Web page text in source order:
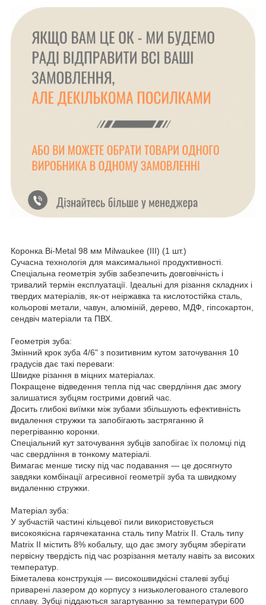
Коронка Bi-Metal 98 мм Milwaukee (III) (1 шт.)
Сучасна технологія для максимальної продуктивності.
Спеціальна геометрія зубів забезпечить довговічність і
тривалий термін експлуатації. Ідеальні для різання складних і
твердих матеріалів, як-от неіржавка та кислотостійка сталь,
кольорові метали, чавун, алюміній, дерево, МДФ, гіпсокартон,
сендвіч матеріали та ПВХ.
Геометрія зуба:
Змінний крок зуба 4/6" з позитивним кутом заточування 10
градусів дає такі переваги:
Швидке різання в міцних матеріалах.
Покращене відведення тепла під час свердління дає змогу
залишатися зубцям гострими довгий час.
Досить глибокі виїмки між зубами збільшують ефективність
видалення стружки та запобігають застряганню й
перегріванню коронки.
Спеціальний кут заточування зубців запобігає їх поломці під
час свердління в тонкому матеріалі.
Вимагає менше тиску під час подавання — це досягнуто
завдяки комбінації агресивної геометрії зуба та швидкому
видаленню стружки.
Матеріал зуба:
У зубчастій частині кільцевої пили використовується
високоякісна гарячекатанна сталь типу Matrix II. Сталь типу
Matrix II містить 8% кобальту, що дає змогу зубцям зберігати
первісну твердість під час розрізання металу навіть за високих
температур.
Біметалева конструкція — високошвидкісні сталеві зубці
приварені лазером до корпусу з низьколегованого сталевого
сплаву. Зубці піддаються загартуванню за температури 600